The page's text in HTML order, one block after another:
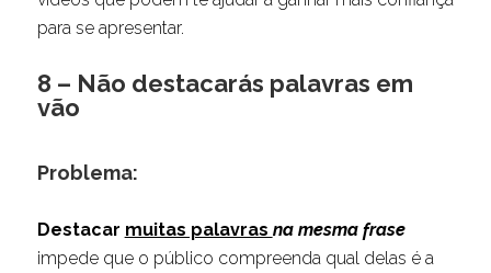
para se apresentar.
8 – Não destacarás palavras em
vão
Problema:
Destacar muitas palavras na mesma frase
impede que o público compreenda qual delas é a